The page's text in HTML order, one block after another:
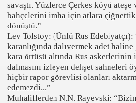
savaştı. Yüzlerce Çerkes köyü
bahçelerini imha için atlara
dönüştü.”
Lev Tolstoy: (Ünlü Rus Edebiyatçı):
karanlığında dalıvermek adet
kara örtüsü altında Rus askerlerinin
dalmasını izleyen dehşet sahneleri
hiçbir rapor görevlisi olanları
edemezdi...”
Muhaliflerden N.N. Rayevski: